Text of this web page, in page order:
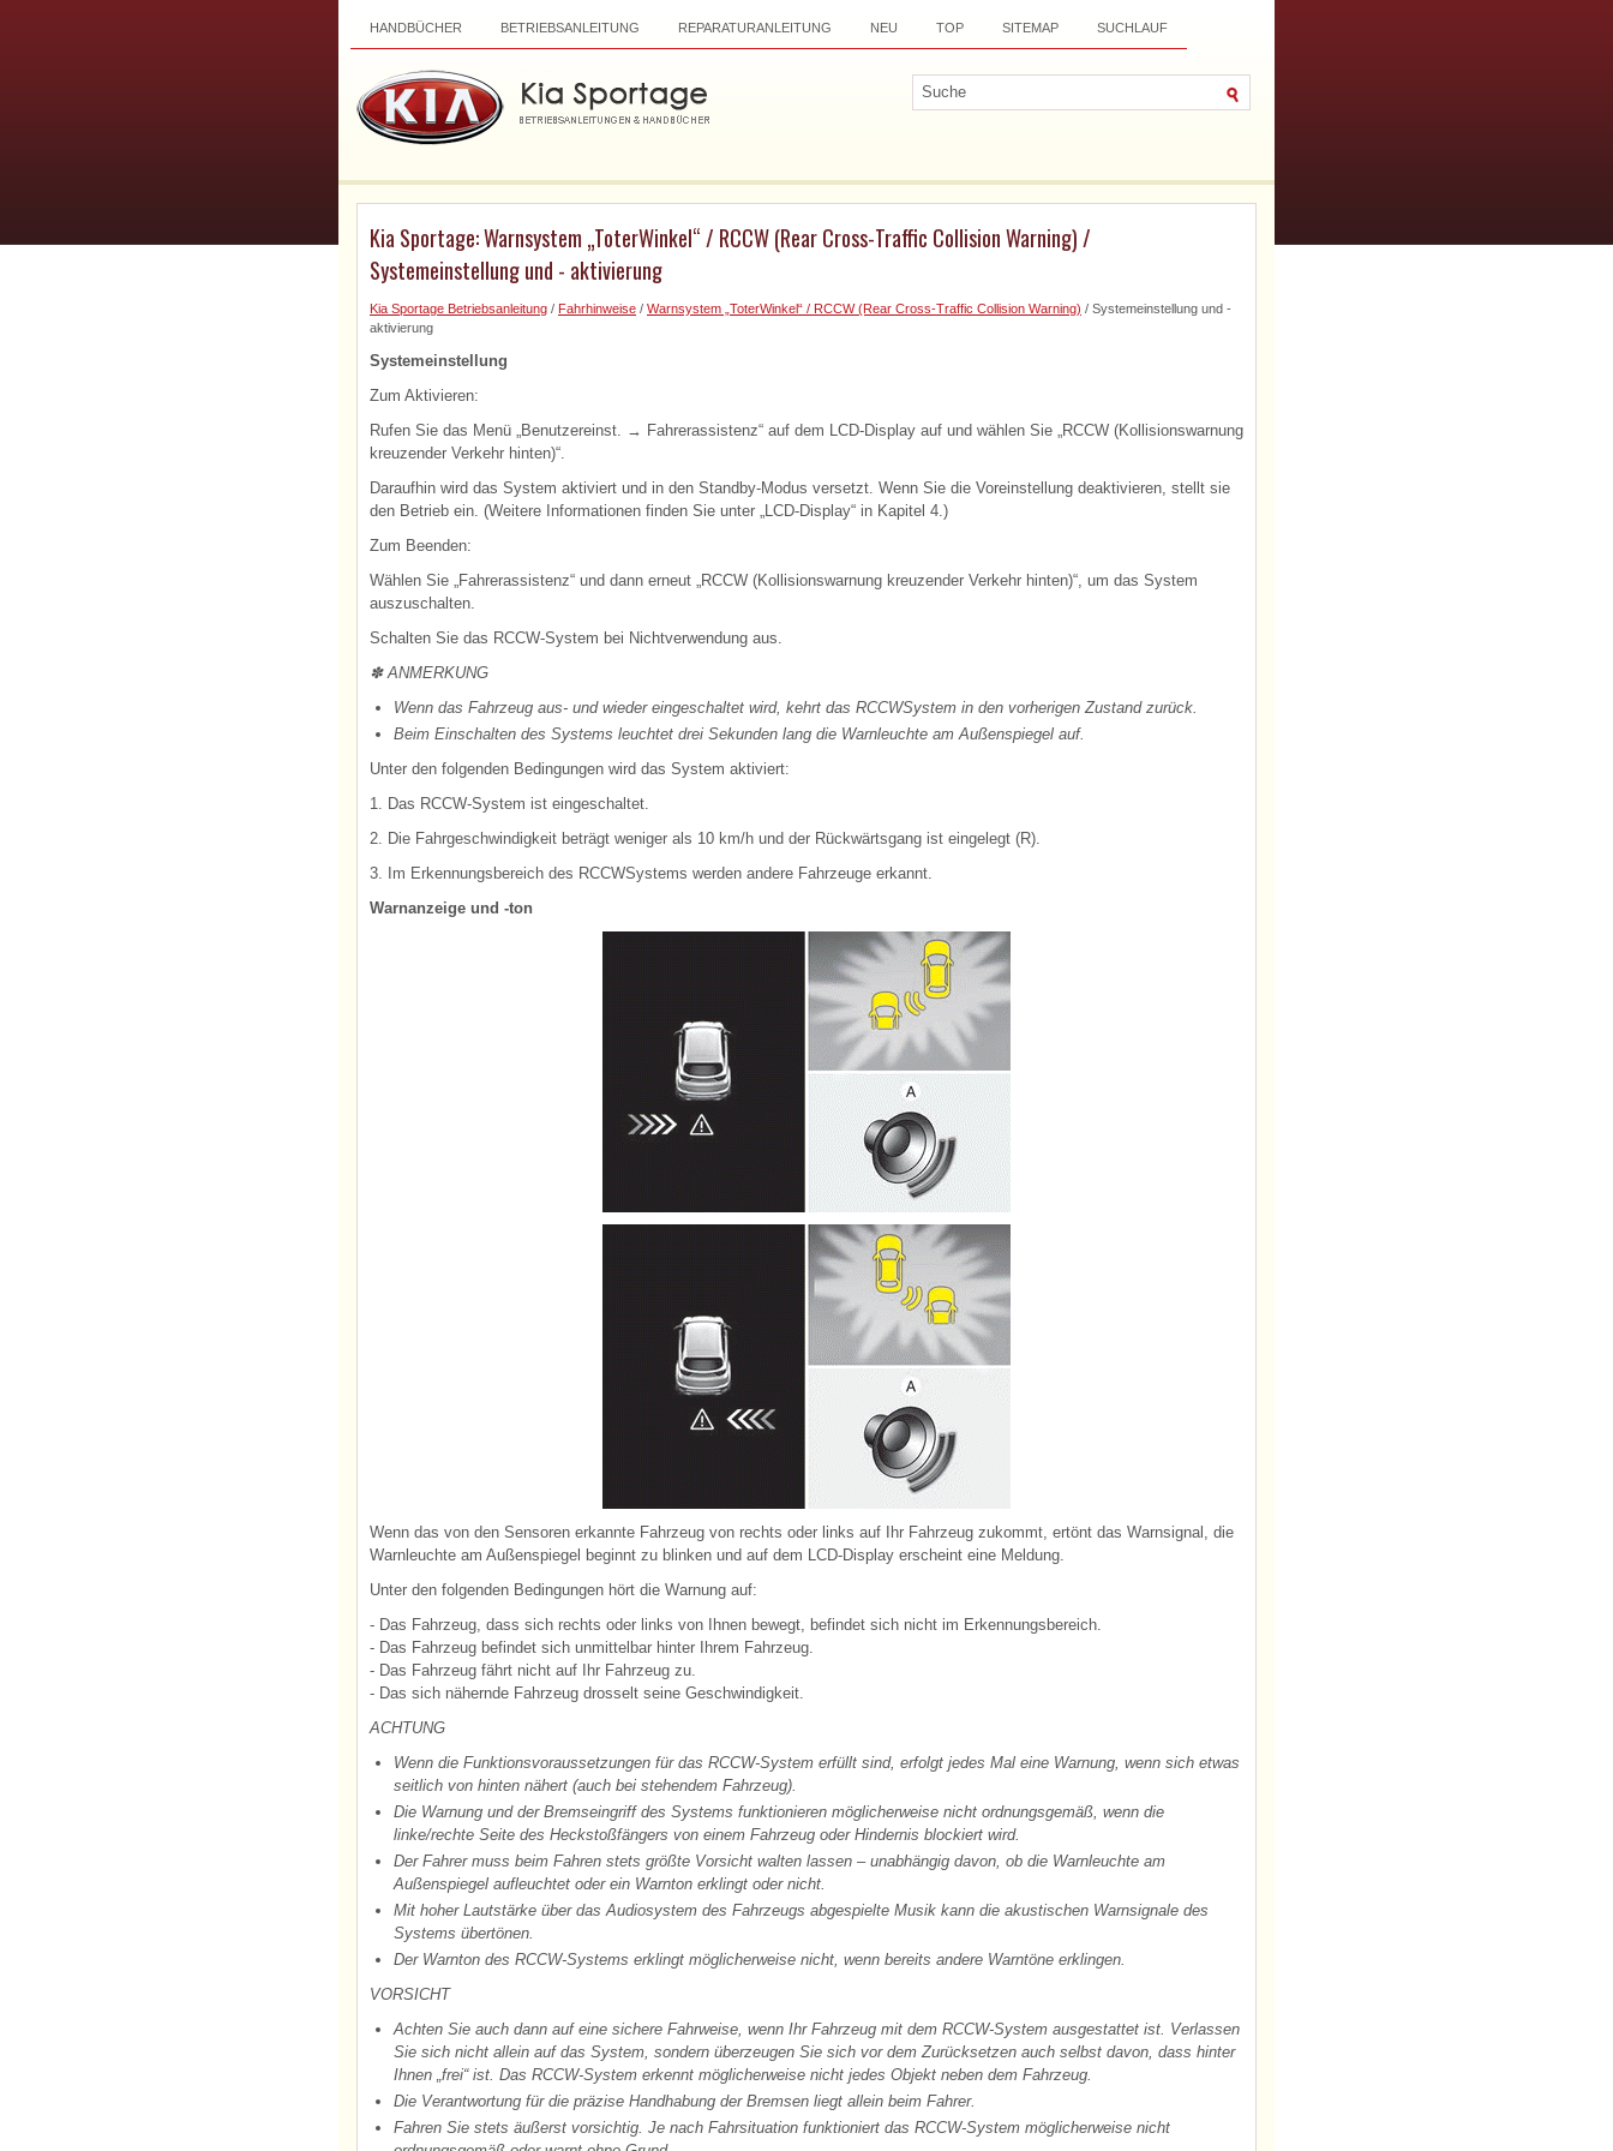
HANDBÜCHER BETRIEBSANLEITUNG REPARATURANLEITUNG NEU TOP SITEMAP SUCHLAUF
Kia Sportage: Warnsystem „ToterWinkel“ / RCCW (Rear Cross-Traffic Collision Warning) /
Systemeinstellung und - aktivierung
Kia Sportage Betriebsanleitung / Fahrhinweise / Warnsystem „ToterWinkel“ / RCCW (Rear Cross-Traffic Collision Warning) / Systemeinstellung und -
aktivierung
Systemeinstellung
Zum Aktivieren:
Rufen Sie das Menü „Benutzereinst. → Fahrerassistenz“ auf dem LCD-Display auf und wählen Sie „RCCW (Kollisionswarnung
kreuzender Verkehr hinten)“.
Daraufhin wird das System aktiviert und in den Standby-Modus versetzt. Wenn Sie die Voreinstellung deaktivieren, stellt sie
den Betrieb ein. (Weitere Informationen finden Sie unter „LCD-Display“ in Kapitel 4.)
Zum Beenden:
Wählen Sie „Fahrerassistenz“ und dann erneut „RCCW (Kollisionswarnung kreuzender Verkehr hinten)“, um das System
auszuschalten.
Schalten Sie das RCCW-System bei Nichtverwendung aus.
✽ ANMERKUNG
Wenn das Fahrzeug aus- und wieder eingeschaltet wird, kehrt das RCCWSystem in den vorherigen Zustand zurück.
Beim Einschalten des Systems leuchtet drei Sekunden lang die Warnleuchte am Außenspiegel auf.
Unter den folgenden Bedingungen wird das System aktiviert:
1. Das RCCW-System ist eingeschaltet.
2. Die Fahrgeschwindigkeit beträgt weniger als 10 km/h und der Rückwärtsgang ist eingelegt (R).
3. Im Erkennungsbereich des RCCWSystems werden andere Fahrzeuge erkannt.
Warnanzeige und -ton
Wenn das von den Sensoren erkannte Fahrzeug von rechts oder links auf Ihr Fahrzeug zukommt, ertönt das Warnsignal, die
Warnleuchte am Außenspiegel beginnt zu blinken und auf dem LCD-Display erscheint eine Meldung.
Unter den folgenden Bedingungen hört die Warnung auf:
- Das Fahrzeug, dass sich rechts oder links von Ihnen bewegt, befindet sich nicht im Erkennungsbereich.
- Das Fahrzeug befindet sich unmittelbar hinter Ihrem Fahrzeug.
- Das Fahrzeug fährt nicht auf Ihr Fahrzeug zu.
- Das sich nähernde Fahrzeug drosselt seine Geschwindigkeit.
ACHTUNG
Wenn die Funktionsvoraussetzungen für das RCCW-System erfüllt sind, erfolgt jedes Mal eine Warnung, wenn sich etwas
seitlich von hinten nähert (auch bei stehendem Fahrzeug).
Die Warnung und der Bremseingriff des Systems funktionieren möglicherweise nicht ordnungsgemäß, wenn die
linke/rechte Seite des Heckstoßfängers von einem Fahrzeug oder Hindernis blockiert wird.
Der Fahrer muss beim Fahren stets größte Vorsicht walten lassen – unabhängig davon, ob die Warnleuchte am
Außenspiegel aufleuchtet oder ein Warnton erklingt oder nicht.
Mit hoher Lautstärke über das Audiosystem des Fahrzeugs abgespielte Musik kann die akustischen Warnsignale des
Systems übertönen.
Der Warnton des RCCW-Systems erklingt möglicherweise nicht, wenn bereits andere Warntöne erklingen.
VORSICHT
Achten Sie auch dann auf eine sichere Fahrweise, wenn Ihr Fahrzeug mit dem RCCW-System ausgestattet ist. Verlassen
Sie sich nicht allein auf das System, sondern überzeugen Sie sich vor dem Zurücksetzen auch selbst davon, dass hinter
Ihnen „frei“ ist. Das RCCW-System erkennt möglicherweise nicht jedes Objekt neben dem Fahrzeug.
Die Verantwortung für die präzise Handhabung der Bremsen liegt allein beim Fahrer.
Fahren Sie stets äußerst vorsichtig. Je nach Fahrsituation funktioniert das RCCW-System möglicherweise nicht